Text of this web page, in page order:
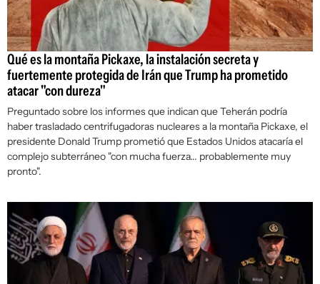
Qué es la montaña Pickaxe, la instalación secreta y
fuertemente protegida de Irán que Trump ha prometido
atacar "con dureza"
Preguntado sobre los informes que indican que Teherán podría
haber trasladado centrifugadoras nucleares a la montaña Pickaxe, el
presidente Donald Trump prometió que Estados Unidos atacaría el
complejo subterráneo "con mucha fuerza... probablemente muy
pronto".